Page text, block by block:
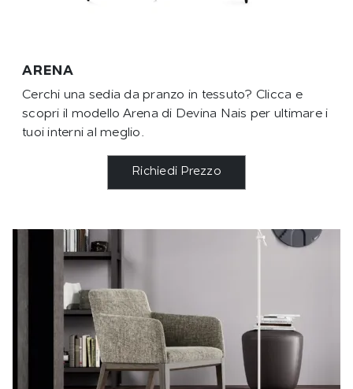
ARENA
Cerchi una sedia da pranzo in tessuto? Clicca e
scopri il modello Arena di Devina Nais per ultimare i
tuoi interni al meglio.
Richiedi Prezzo